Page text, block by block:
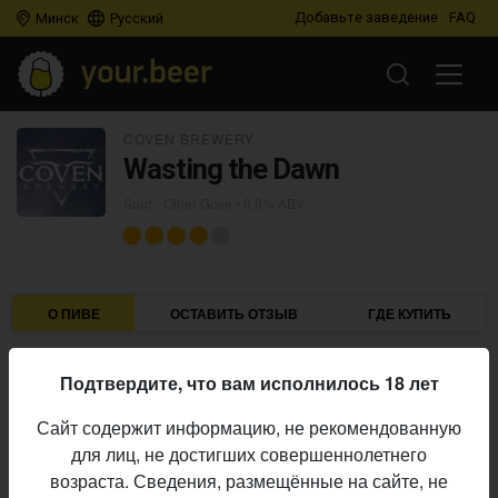
Минск Русский Добавьте заведение FAQ
Wasting the Dawn
О ПИВЕ ОСТАВИТЬ ОТЗЫВ ГДЕ КУПИТЬ
Пивоварня:
Алкоголь:
6,9%
Начало
выпуска:
02.04.2024
Подтвердите, что вам исполнилось 18 лет
Сайт содержит информацию, не рекомендованную
для лиц, не достигших совершеннолетнего
возраста. Сведения, размещённые на сайте, не